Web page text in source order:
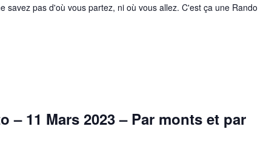
savez pas d'où vous partez, ni où vous allez. C'est ça une Rando
– 11 Mars 2023 – Par monts et par